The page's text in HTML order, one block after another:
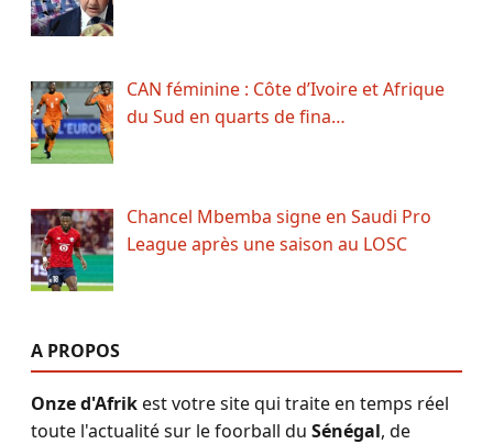
CAN féminine : Côte d’Ivoire et Afrique
du Sud en quarts de fina…
Chancel Mbemba signe en Saudi Pro
League après une saison au LOSC
A PROPOS
Onze d'Afrikest votre site qui traite en temps réel
toute l'actualité sur le foorball du Sénégal, de